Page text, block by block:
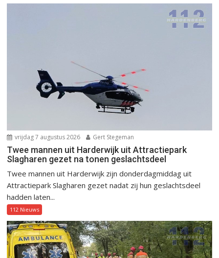
vrijdag 7 augustus 2026 Gert Stegeman
Twee mannen uit Harderwijk uit Attractiepark
Slagharen gezet na tonen geslachtsdeel
Twee mannen uit Harderwijk zijn donderdagmiddag uit
Attractiepark Slagharen gezet nadat zij hun geslachtsdeel
hadden laten...
112 Nieuws